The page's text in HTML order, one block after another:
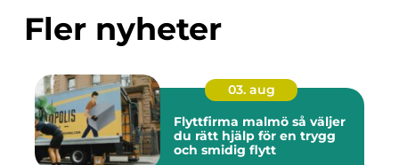
Fler nyheter
03. aug
Flyttfirma malmö så väljer
du rätt hjälp för en trygg
och smidig flytt